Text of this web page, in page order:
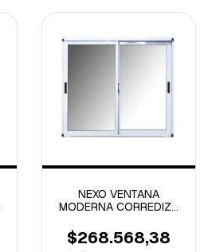
NEXO VENTANA
MODERNA CORREDIZA
1.50x1.00 MTS
$268.568,38